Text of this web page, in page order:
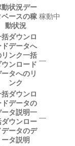
動状況デー
ベースの稼
動状況
稼動中
括ダウンロ
ドデータへ
ンク一括
ウンロード
タへのリ
ンク
―
括ダウンロ
ドデータの
ータ説明一
ダウンロー
データのデ
ータ説明
―